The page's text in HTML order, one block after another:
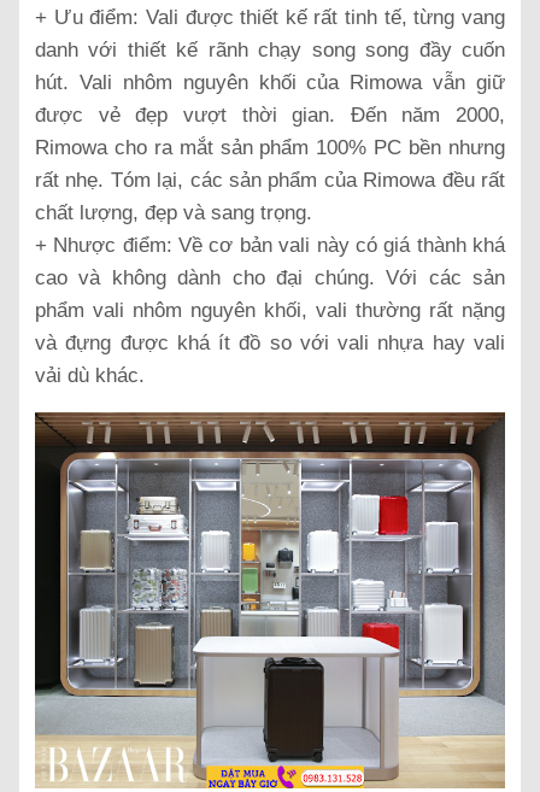
+ Ưu điểm: Vali được thiết kế rất tinh tế, từng vang
danh với thiết kế rãnh chạy song song đầy cuốn
hút. Vali nhôm nguyên khối của Rimowa vẫn giữ
được vẻ đẹp vượt thời gian. Đến năm 2000,
Rimowa cho ra mắt sản phẩm 100% PC bền nhưng
rất nhẹ. Tóm lại, các sản phẩm của Rimowa đều rất
chất lượng, đẹp và sang trọng.
+ Nhược điểm: Về cơ bản vali này có giá thành khá
cao và không dành cho đại chúng. Với các sản
phẩm vali nhôm nguyên khối, vali thường rất nặng
và đựng được khá ít đồ so với vali nhựa hay vali
vải dù khác.